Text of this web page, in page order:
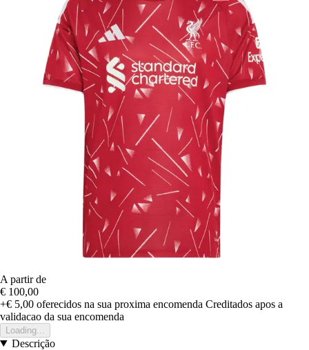
A partir de
€ 100,00
+€ 5,00 oferecidos na sua proxima encomenda Creditados apos a
validacao da sua encomenda
Loading...
Descrição